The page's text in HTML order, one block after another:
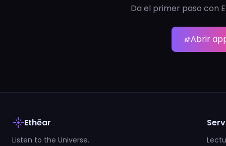
Da el primer paso con
rocket_launchAbrir
flareEthēar
Listen to the Universe.